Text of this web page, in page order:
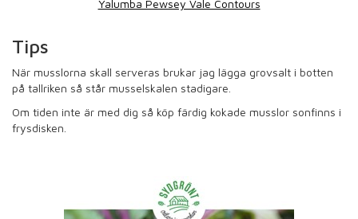
Yalumba Pewsey Vale Contours
Tips
När musslorna skall serveras brukar jag lägga grovsalt i botten
på tallriken så står musselskalen stadigare.
Om tiden inte är med dig så köp färdig kokade musslor sonfinns i
frysdisken.